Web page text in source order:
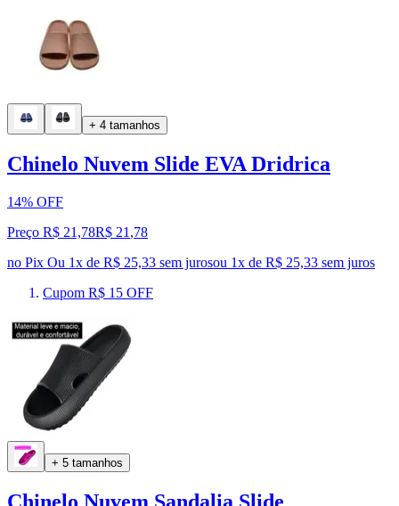
+ 4 tamanhos
Chinelo Nuvem Slide EVA Dridrica
14% OFF
Preço R$ 21,78R$ 21 ,78
no Pix Ou 1x de R$ 25,33 sem jurosou 1x de R$ 25,33 sem juros
Cupom R$ 15 OFF
+ 5 tamanhos